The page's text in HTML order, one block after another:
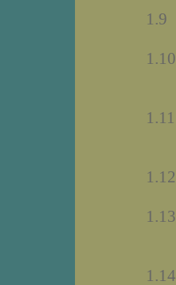
1.9
1.10
1.11
1.12
1.13
1.14